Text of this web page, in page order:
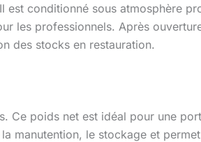
conditionné sous atmosphère
les professionnels. Après
des stocks en restauration.
Ce poids net est idéal pour une
manutention, le stockage et